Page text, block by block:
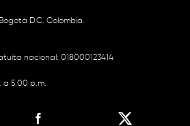
D.C. Colombia.
nacional: 018000123414
a 5:00 p.m.